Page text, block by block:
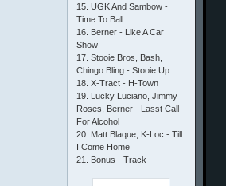
15. UGK And Sambow -
Time To Ball
16. Berner - Like A Car
Show
17. Stooie Bros, Bash,
Chingo Bling - Stooie Up
18. X-Tract - H-Town
19. Lucky Luciano, Jimmy
Roses, Berner - Lasst Call
For Alcohol
20. Matt Blaque, K-Loc - Till
I Come Home
21. Bonus - Track